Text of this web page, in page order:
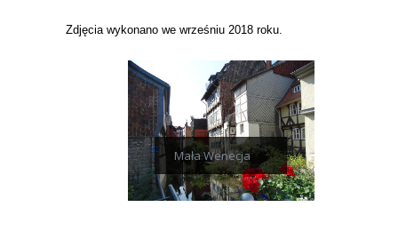
Zdjęcia wykonano we wrześniu 2018 roku.
Mała Wenecja